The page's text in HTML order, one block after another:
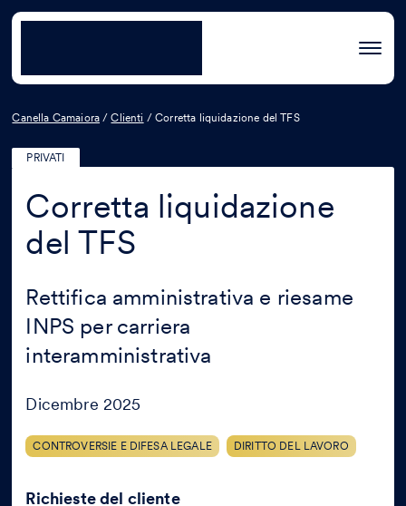
Canella Camaiora /Clienti /Corretta liquidazione del TFS
PRIVATI
Corretta liquidazione
del TFS
Rettifica amministrativa e riesame
INPS per carriera
interamministrativa
Dicembre 2025
CONTROVERSIE E DIFESA LEGALE DIRITTO DEL LAVORO
Richieste del cliente